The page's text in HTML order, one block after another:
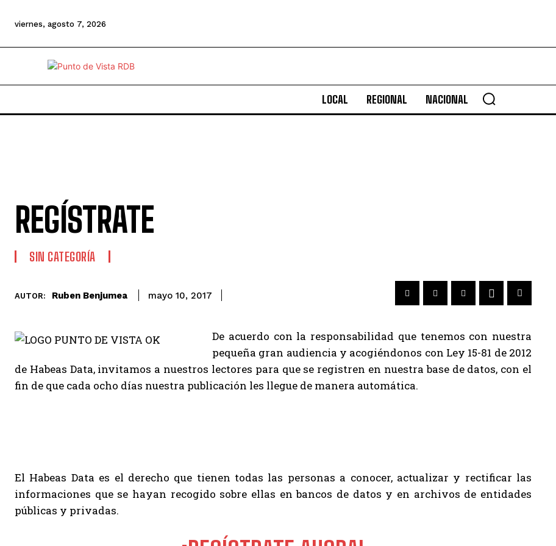
viernes, agosto 7, 2026
LOCAL REGIONAL NACIONAL
REGÍSTRATE
SIN CATEGORÍA
AUTOR: Ruben Benjumea mayo 10, 2017
De acuerdo con la responsabilidad que tenemos con nuestra
pequeña gran audiencia y acogiéndonos con Ley 15-81 de 2012
de Habeas Data, invitamos a nuestros lectores para que se registren en nuestra base de datos, con el
fin de que cada ocho días nuestra publicación les llegue de manera automática.
El Habeas Data es el derecho que tienen todas las personas a conocer, actualizar y rectificar las
informaciones que se hayan recogido sobre ellas en bancos de datos y en archivos de entidades
públicas y privadas.